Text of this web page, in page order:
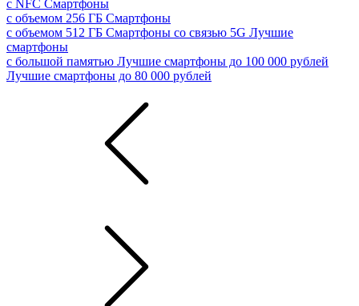
с NFC Смартфоны
с объемом 256 ГБ Смартфоны
с объемом 512 ГБ Смартфоны со связью 5G Лучшие
смартфоны
с большой памятью Лучшие смартфоны до 100 000 рублей
Лучшие смартфоны до 80 000 рублей